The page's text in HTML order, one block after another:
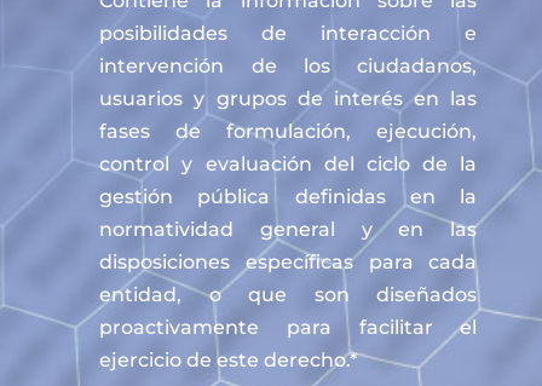
posibilidades de interacción e
intervención de los ciudadanos,
usuarios y grupos de interés en las
fases de formulación, ejecución,
control y evaluación del ciclo de la
gestión pública definidas en la
normatividad general y en las
disposiciones específicas para cada
entidad, o que son diseñados
proactivamente para facilitar el
ejercicio de este derecho.*